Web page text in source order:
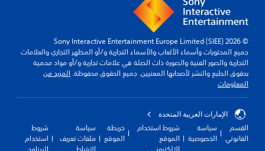
© 2026 Sony Interactive Entertainment Europe Limited (SIEE)
جميع المحتويات وأسماء الألعاب والأسماء التجارية و/أو المظهر التجاري والعلامات
التجارية والصور الفنية والصورة ذات الصلة هي علامات تجارية و/أو مواد محمية
بحقوق الطبع والنشر لأصحابها المعنيين. جميع الحقوق محفوظة. المزيد من
المعلومات
الإمارات العربية المتحدة
القسم
القانوني
سياسة
الخصوصية
شروط استخدام
الموقع
الإلكتروني
خريطة
الموقع
سياسة
ملفات تعريف
الارتباط
شروط
استخدام
البرنامج